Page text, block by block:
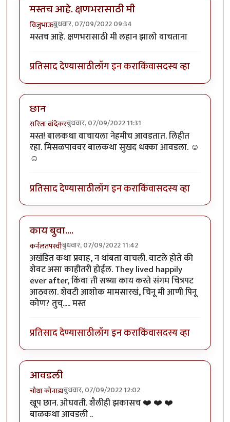
मस्तच आहे. क्षणभरासाठी मी
विजुभाऊबुधवार, 07/09/2022 09:34
मस्तच आहे. क्षणभरासाठी मी लहान झालो वाचताना
प्रतिसाद देण्यासाठीलॉग इन कराकिंवासदस्य व्हा
छान
सरिता बांदेकरबुधवार, 07/09/2022 11:31
मस्त! बालकथा वाचायला नेहमीच आवडतात. लिहीत
रहा. मिसळपाववर बालकथा सुखद धक्का आवडला. ☺
☺
प्रतिसाद देण्यासाठीलॉग इन कराकिंवासदस्य व्हा
काय बुवा....
कर्नलतपस्वीबुधवार, 07/09/2022 11:42
अखंडित कथा प्रवाह, न थांबता वाचली. वाटले होते की
शेवट असा काहीतरी होईल. They lived happily
ever after, किंवा ती सध्या काय करते संगम चित्रपट
आठवला. शेवटी आशोक मामसारखं, चिनू मी आणी पिनू
कोण? तुच्..... मस्त
प्रतिसाद देण्यासाठीलॉग इन कराकिंवासदस्य व्हा
आवडली
चौथा कोनाडाबुधवार, 07/09/2022 12:02
खूप छान. ओघवती. शैलीही झकासच ❤️ ❤️ ❤️
बाळकथा आवडली ..